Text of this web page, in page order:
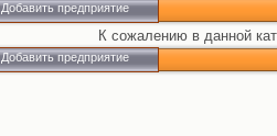
Добавить предприятие
К сожалению в данной
Добавить предприятие